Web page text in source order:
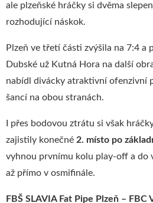
ale plzeňské hráčky si dvěma
rozhodující náskok.
Plzeň ve třetí části zvýšila na 7:4 a
Dubské už Kutná Hora na další
nabídl divácky atraktivní ofenzivní
šancí na obou stranách.
I přes bodovou ztrátu si však
zajistily konečné 2. místo po
vyhnou prvnímu kolu play-off a do
až přímo v osmifinále.
FBŠ SLAVIA Fat Pipe Plzeň –